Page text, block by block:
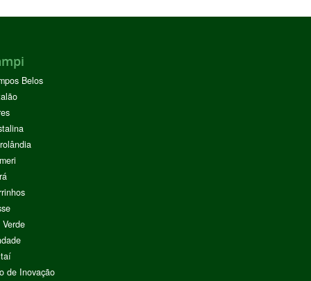
Belos
de Inovação